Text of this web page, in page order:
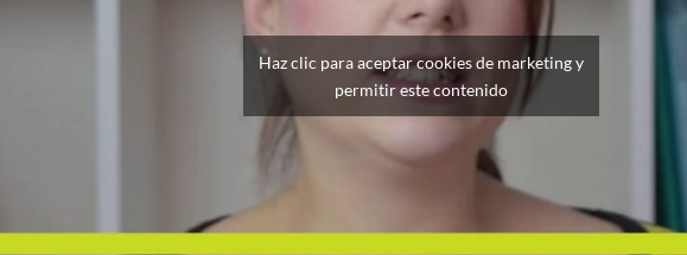
Haz clic para aceptar cookies de marketing y
permitir este contenido